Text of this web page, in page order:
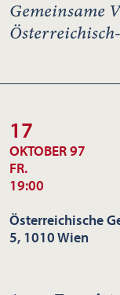
Gemeinsame
17
OKTOBER 97
FR.
19:00
Österreichische
5, 1010 Wien